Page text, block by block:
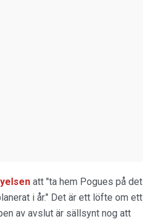
att "ta hem Pogues på det
i år." Det är ett löfte om ett
av avslut är sällsynt nog att